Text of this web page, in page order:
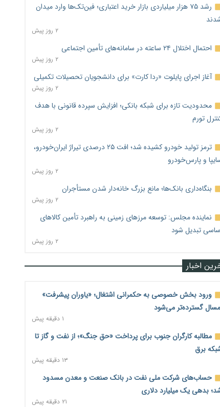
رشد ۷۵ هزار میلیاردی بازار خرید اعتباری؛ فین‌تک‌ها وارد میدان
۲ روز پیش
احتمال اختلال ۲۴ ساعته در سامانه‌های تأمین اجتماعی
۲ روز پیش
آغاز اجرای پایلوت «ردا کارت» برای دانشجویان تحصیلات تکمیلی
۲ روز پیش
محدودیت تازه برای شبکه بانکی؛ افزایش سپرده قانونی با هدف
تورم
۲ روز پیش
ترمز تولید خودرو کشیده شد؛ افت ۲۵ درصدی تیراژ ایران‌خودرو،
و پارس‌خودرو
۲ روز پیش
بنگاه‌داری بانک‌ها؛ مانع بزرگ خانه‌دار شدن مستأجران
۲ روز پیش
نماینده مجلس: توسعه مرزهای زمینی به راهبرد تأمین کالاهای
تبدیل شود
۲ روز پیش
اخبار
ورود بخش خصوصی به حکمرانی اشتغال؛ «یاوران پیشرفت»
گسترده‌تر می‌شود
۱ دقیقه پیش
مطالبه کارگران جنوب برای پرداخت «حق جنگ»؛ از نفت و گاز تا
برق
۱۳ دقیقه پیش
حساب‌های شرکت ملی نفت در بانک صنعت و معدن مسدود
بدهی یک میلیارد دلاری
۲۱ دقیقه پیش